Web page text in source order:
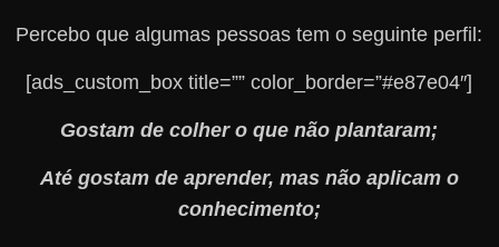
Percebo que algumas pessoas tem o seguinte perfil:
[ads_custom_box title=”” color_border=”#e87e04″]
Gostam de colher o que não plantaram;
Até gostam de aprender, mas não aplicam o
conhecimento;